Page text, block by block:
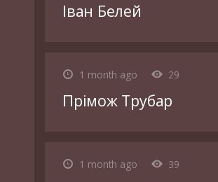
Іван Белей
1 month ago 29
Прімож Трубар
1 month ago 39